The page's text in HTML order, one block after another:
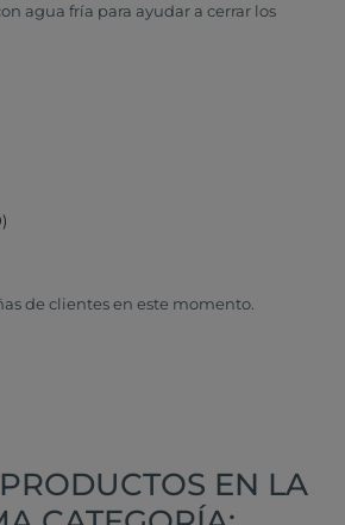
agua fría para ayudar a cerrar los
de clientes en este momento.
EN LA